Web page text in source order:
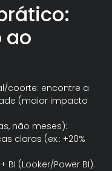
ao
coorte: encontre a
(maior impacto
não meses):
claras (ex.: +20%
BI (Looker/Power BI).